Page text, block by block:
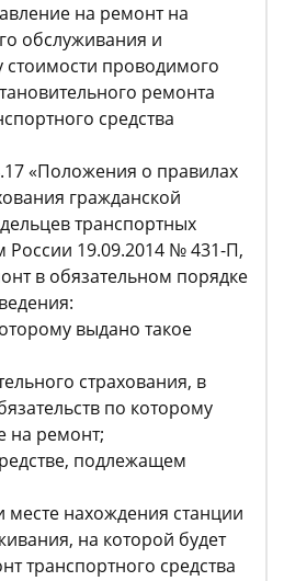
на ремонт на
обслуживания и
стоимости проводимого
ремонта
средства
«Положения о правилах
гражданской
транспортных
России 19.09.2014 № 431-П,
в обязательном порядке
выдано такое
страхования, в
по которому
на ремонт;
подлежащем
нахождения станции
на которой будет
транспортного средства